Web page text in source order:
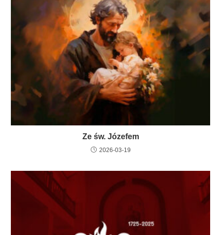
Ze św. Józefem
2026-03-19